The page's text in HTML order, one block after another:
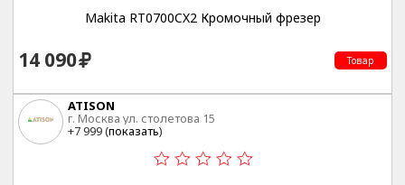
Makita RT0700CX2 Кромочный фрезер
14 090 Товар
ATISON
г. Москва ул. столетова 15
+7 999 (показать)